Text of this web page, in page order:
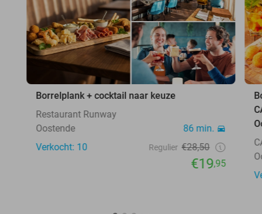
Borrelplank + cocktail naar keuze
Restaurant Runway
Oostende
86 min.
Verkocht: 10
Regulier €28,50
€19,95